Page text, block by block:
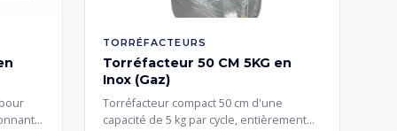
TORRÉFACTEURS
Torréfacteur 50 CM 5KG en
Inox (Gaz)
Torréfacteur compact 50 cm d'une
capacité de 5 kg par cycle, entièrement